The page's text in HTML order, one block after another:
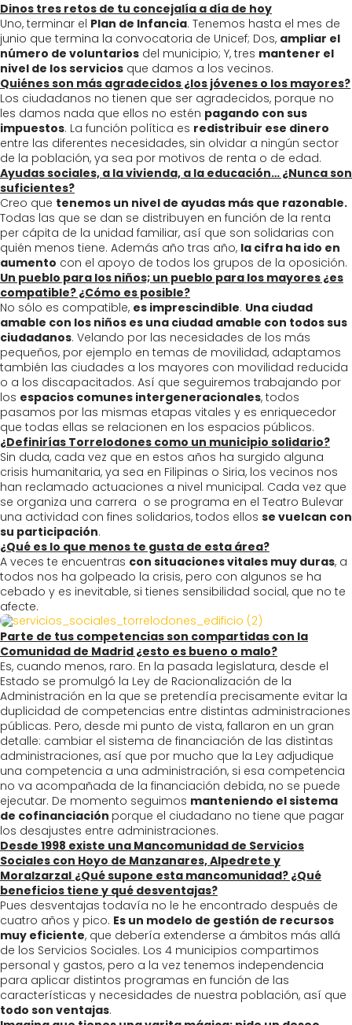
Dinos tres retos de tu concejalía a día de hoy
Uno, terminar el Plan de Infancia. Tenemos hasta el mes de
junio que termina la convocatoria de Unicef; Dos, ampliar el
número de voluntarios del municipio; Y, tres mantener el
nivel de los servicios que damos a los vecinos.
Quiénes son más agradecidos ¿los jóvenes o los mayores?
Los ciudadanos no tienen que ser agradecidos, porque no
les damos nada que ellos no estén pagando con sus
impuestos. La función política es redistribuir ese dinero
entre las diferentes necesidades, sin olvidar a ningún sector
de la población, ya sea por motivos de renta o de edad.
Ayudas sociales, a la vivienda, a la educación… ¿Nunca son
suficientes?
Creo que tenemos un nivel de ayudas más que razonable.
Todas las que se dan se distribuyen en función de la renta
per cápita de la unidad familiar, así que son solidarias con
quién menos tiene. Además año tras año, la cifra ha ido en
aumento con el apoyo de todos los grupos de la oposición.
Un pueblo para los niños; un pueblo para los mayores ¿es
compatible? ¿Cómo es posible?
No sólo es compatible, es imprescindible. Una ciudad
amable con los niños es una ciudad amable con todos sus
ciudadanos. Velando por las necesidades de los más
pequeños, por ejemplo en temas de movilidad, adaptamos
también las ciudades a los mayores con movilidad reducida
o a los discapacitados. Así que seguiremos trabajando por
los espacios comunes intergeneracionales, todos
pasamos por las mismas etapas vitales y es enriquecedor
que todas ellas se relacionen en los espacios públicos.
¿Definirías Torrelodones como un municipio solidario?
Sin duda, cada vez que en estos años ha surgido alguna
crisis humanitaria, ya sea en Filipinas o Siria, los vecinos nos
han reclamado actuaciones a nivel municipal. Cada vez que
se organiza una carrera o se programa en el Teatro Bulevar
una actividad con fines solidarios, todos ellos se vuelcan con
su participación.
¿Qué es lo que menos te gusta de esta área?
A veces te encuentras con situaciones vitales muy duras, a
todos nos ha golpeado la crisis, pero con algunos se ha
cebado y es inevitable, si tienes sensibilidad social, que no te
afecte.
Parte de tus competencias son compartidas con la
Comunidad de Madrid ¿esto es bueno o malo?
Es, cuando menos, raro. En la pasada legislatura, desde el
Estado se promulgó la Ley de Racionalización de la
Administración en la que se pretendía precisamente evitar la
duplicidad de competencias entre distintas administraciones
públicas. Pero, desde mi punto de vista, fallaron en un gran
detalle: cambiar el sistema de financiación de las distintas
administraciones, así que por mucho que la Ley adjudique
una competencia a una administración, si esa competencia
no va acompañada de la financiación debida, no se puede
ejecutar. De momento seguimos manteniendo el sistema
de cofinanciación porque el ciudadano no tiene que pagar
los desajustes entre administraciones.
Desde 1998 existe una Mancomunidad de Servicios
Sociales con Hoyo de Manzanares, Alpedrete y
Moralzarzal ¿Qué supone esta mancomunidad? ¿Qué
beneficios tiene y qué desventajas?
Pues desventajas todavía no le he encontrado después de
cuatro años y pico. Es un modelo de gestión de recursos
muy eficiente, que debería extenderse a ámbitos más allá
de los Servicios Sociales. Los 4 municipios compartimos
personal y gastos, pero a la vez tenemos independencia
para aplicar distintos programas en función de las
características y necesidades de nuestra población, así que
todo son ventajas.